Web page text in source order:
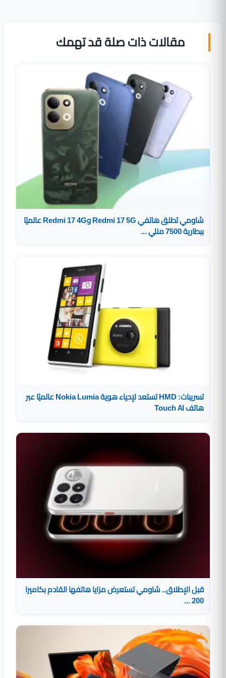
مقالات ذات صلة قد تهمك
شاومي تطلق هاتفي Redmi 17 5G وRedmi 17 4G عالميًا
ببطارية 7500 مللي ...
تسريبات: HMD تستعد لإحياء هوية Nokia Lumia عالميًا عبر
هاتف Touch AI
قبل الإطلاق.. شاومي تستعرض مزايا هاتفها القادم بكاميرا
200 ...